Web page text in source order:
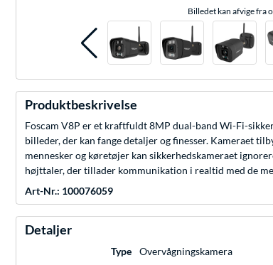
Billedet kan afvige fra
Produktbeskrivelse
Foscam V8P er et kraftfuldt 8MP dual-band Wi-Fi-
billeder, der kan fange detaljer og finesser. Kameraet
mennesker og køretøjer kan sikkerhedskameraet
højttaler, der tillader kommunikation i realtid med de
Art-Nr.: 100076059
Detaljer
Type
Overvågningskamera